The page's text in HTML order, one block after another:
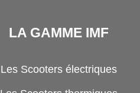
LA GAMME IMF
Les Scooters électriques